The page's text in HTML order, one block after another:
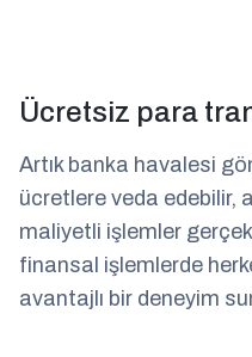
Ücretsiz para
Artık banka havalesi
ücretlere veda edebilir,
maliyetli işlemler
finansal işlemlerde
avantajlı bir deneyim